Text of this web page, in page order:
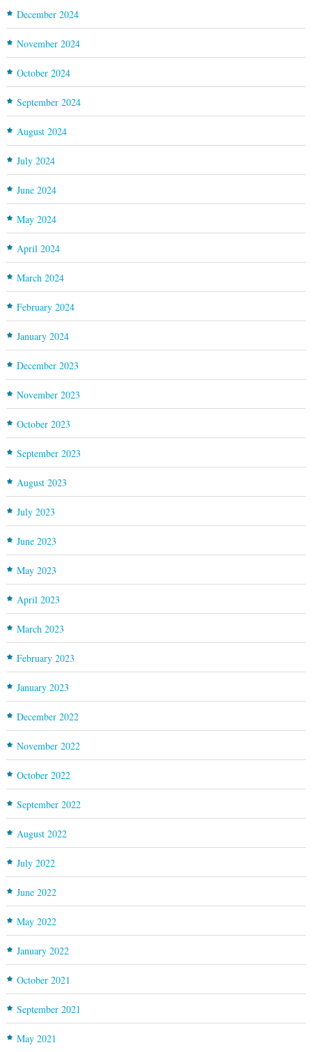
December 2024
November 2024
October 2024
September 2024
August 2024
July 2024
June 2024
May 2024
April 2024
March 2024
February 2024
January 2024
December 2023
November 2023
October 2023
September 2023
August 2023
July 2023
June 2023
May 2023
April 2023
March 2023
February 2023
January 2023
December 2022
November 2022
October 2022
September 2022
August 2022
July 2022
June 2022
May 2022
January 2022
October 2021
September 2021
May 2021